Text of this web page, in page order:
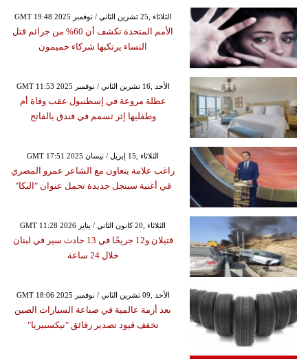
GMT 19:48 2025 الثلاثاء ,25 تشرين الثاني / نوفمبر
الأمم المتحدة تكشف أن 60% من جرائم قتل
النساء يرتكبها شركاء حميمون
GMT 11:53 2025 الأحد ,16 تشرين الثاني / نوفمبر
عطلة مروعة في إسطنبول عقب وفاة أم
وطفليها إثر تسمم في فندق بالفاتح
GMT 17:51 2025 الثلاثاء ,15 إبريل / نيسان
راغب علامة يتعاون مع الشاعر عمرو المصري
في أغنية سينجل جديدة تحمل عنوان "البكا"
GMT 11:28 2026 الثلاثاء ,20 كانون الثاني / يناير
قتيلان و12 جريحًا في 13 حادث سير في لبنان
خلال 24 ساعة
GMT 18:06 2025 الأحد ,09 تشرين الثاني / نوفمبر
بعد أزمة عالمية في صناعة السيارات الصين
تخفف قيود تصدير رقائق "نيكسبيريا"